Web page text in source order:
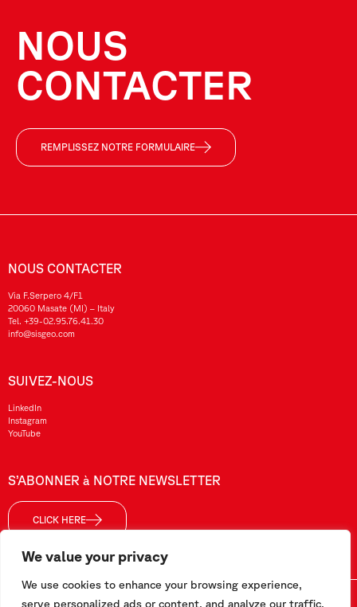
We value your privacy
We use cookies to enhance your browsing experience,
serve personalized ads or content, and analyze our traffic.
NOUS
CONTACTER
REMPLISSEZ NOTRE FORMULAIRE
NOUS CONTACTER
Via F.Serpero 4/F1
20060 Masate (MI) – Italy
Tel. +39-02.95.76.41.30
info@sisgeo.com
SUIVEZ-NOUS
LinkedIn
Instagram
YouTube
S’ABONNER à NOTRE NEWSLETTER
CLICK HERE
Sisgeo SRL – VAT No./ CF / Reg. Imp.: 10732420152 – REA: 1413159 – Share Cap. €99.000,00